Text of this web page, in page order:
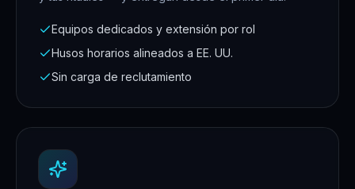
Equipos dedicados y extensión por rol
Husos horarios alineados a EE. UU.
Sin carga de reclutamiento